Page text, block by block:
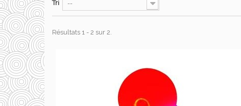
Tri --
Résultats 1 - 2 sur 2.